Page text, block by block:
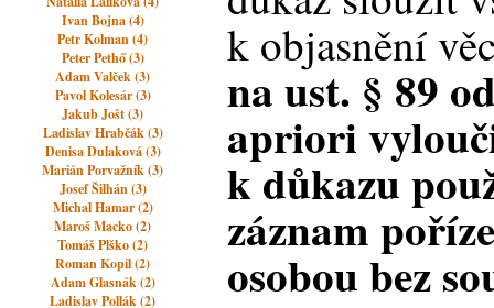
Ivan Bojna (4)
Petr Kolman (4)
Peter Pethő (3)
Adam Valček (3)
Pavol Kolesár (3)
Jakub Jošt (3)
Ladislav Hrabčák (3)
Denisa Dulaková (3)
Marián Porvažník (3)
Josef Šilhán (3)
Michal Hamar (2)
Maroš Macko (2)
Tomáš Plško (2)
Roman Kopil (2)
Adam Glasnák (2)
Ladislav Pollák (2)
k objasnění
na ust. § 89
apriori
k důkazu
záznam
osobou bez